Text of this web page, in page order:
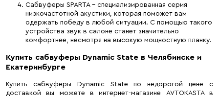
Сабвуферы SPARTA – специализированная серия
низкочастотной акустики, которая поможет вам
одержать победу в любой ситуации. С помощью такого
устройства звук в салоне станет значительно
комфортнее, несмотря на высокую мощностную планку.
Купить сабвуферы Dynamic State в Челябинске и
Екатеринбурге
Купить сабвуферы Dynamic State по недорогой цене с
доставкой вы можете в интернет-магазине AVTOKASTA в